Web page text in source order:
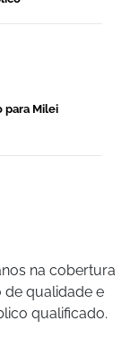
para Milei
na cobertura
qualidade e
qualificado.